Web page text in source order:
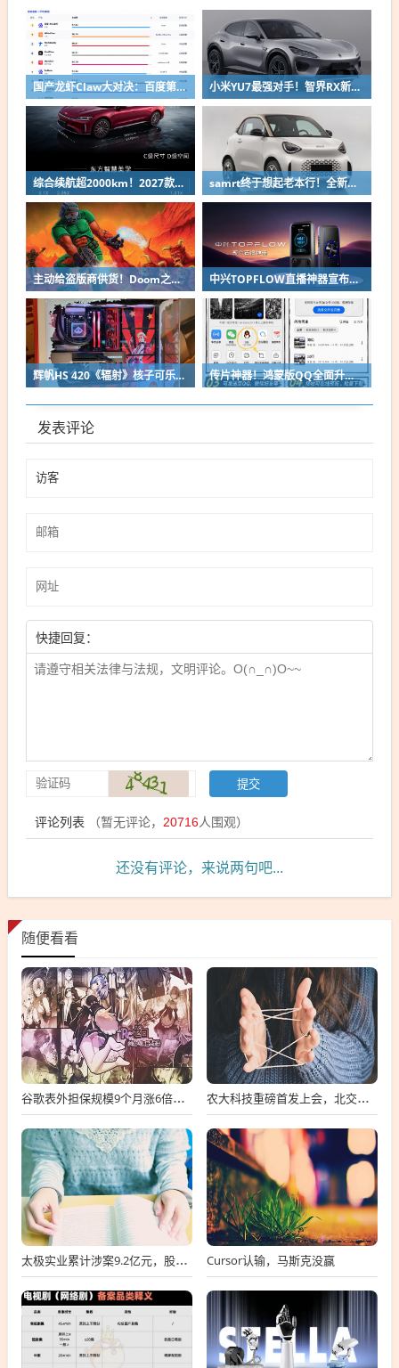
国产龙虾Claw大对决：百度第一、小米第二 小米YU7最强对手！智界RX新车申报：低趴车身颜值出众
综合续航超2000km！2027款奇瑞风云A9L上市：限时13.99万起 samrt终于想起老本行！全新微型纯电双座轿车精灵#2申报
主动给盗版商供货！Doom之父自曝曾向中国贱卖空包装 中兴TOPFLOW直播神器宣布8月14日开售：Wi-Fi 7 最多连接64台设备
辉帆HS 420《辐射》核子可乐定制版机箱亮相：2027年正式发售 传片神器！鸿蒙版QQ全面升级：10G大文件免压缩直传
发表评论
快捷回复：
评论列表 （暂无评论， 20716人围观）
还没有评论，来说两句吧...
随便看看
谷歌表外担保规模9个月涨6倍至438亿美元，用“财务兜底”换TPU芯片订单 农大科技重磅首发上会，北交所募资达4.13亿元，科技创新引领未来发展！
太极实业累计涉案9.2亿元，股价一周跌超30%，子公司起诉讨要6396万工程款 Cursor认输，马斯克没赢